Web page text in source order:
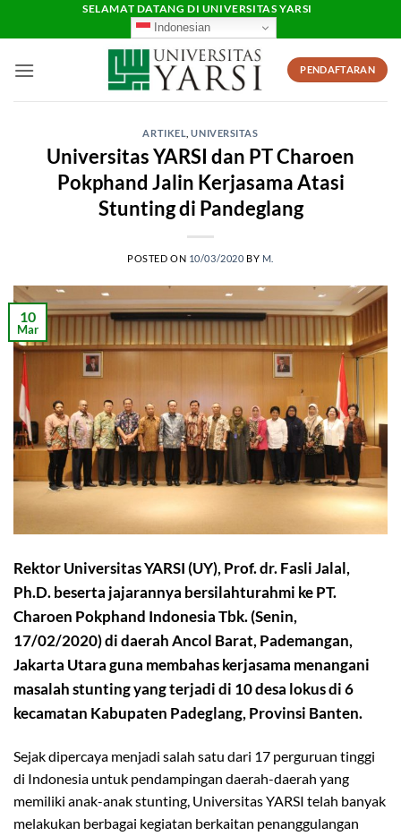
SELAMAT DATANG DI UNIVERSITAS YARSI
Indonesian
PENDAFTARAN
ARTIKEL ,UNIVERSITAS
Universitas YARSI dan PT Charoen
Pokphand Jalin Kerjasama Atasi
Stunting di Pandeglang
POSTED ON 10/03/2020 BY M.
10
Mar
Rektor Universitas YARSI (UY), Prof. dr. Fasli Jalal,
Ph.D. beserta jajarannya bersilahturahmi ke PT.
Charoen Pokphand Indonesia Tbk. (Senin,
17/02/2020) di daerah Ancol Barat, Pademangan,
Jakarta Utara guna membahas kerjasama menangani
masalah stunting yang terjadi di 10 desa lokus di 6
kecamatan Kabupaten Padeglang, Provinsi Banten.
Sejak dipercaya menjadi salah satu dari 17 perguruan tinggi
di Indonesia untuk pendampingan daerah-daerah yang
memiliki anak-anak stunting, Universitas YARSI telah banyak
melakukan berbagai kegiatan berkaitan penanggulangan